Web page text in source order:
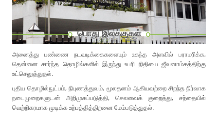
பொது இலக்குகள்
அனைத்து பண்ணை நடவடிக்கைகளையும் உகந்த அளவில் பராமரிக்க,
தென்னை சார்ந்த தொழில்களில் இருந்து உபரி நிதியை ஜீவனாம்சத்திற்கு
உட்செலுத்துதல்.
புதிய தொழில்நுட்பம், நிபுணத்துவம், மூலதனம் ஆகியவற்றை சிறந்த நிர்வாக
நடைமுறைகளுடன் அறிமுகப்படுத்தி, செலவைக் குறைத்து, சந்தையில்
வெற்றிகரமாக முடிக்க உற்பத்தித்திறனை மேம்படுத்துதல்.